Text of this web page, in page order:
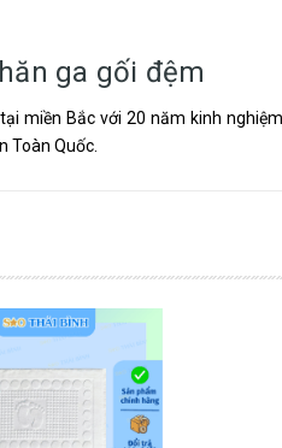
ga gối đệm
miền Bắc với 20 năm kinh
Toàn Quốc.